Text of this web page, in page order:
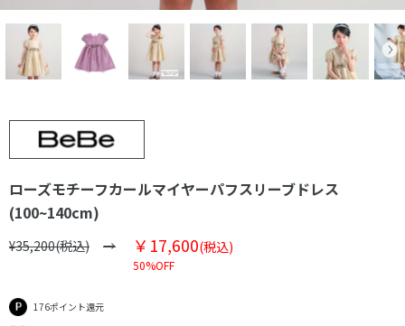
ローズモチーフカールマイヤーパフスリーブドレス
(100~140cm)
¥35,200(税込) ￥17,600(税込)
50%OFF
176ポイント還元